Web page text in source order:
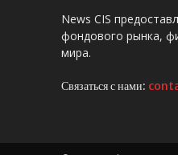
News CIS
фондового рынка,
мира.
Связаться с нами: